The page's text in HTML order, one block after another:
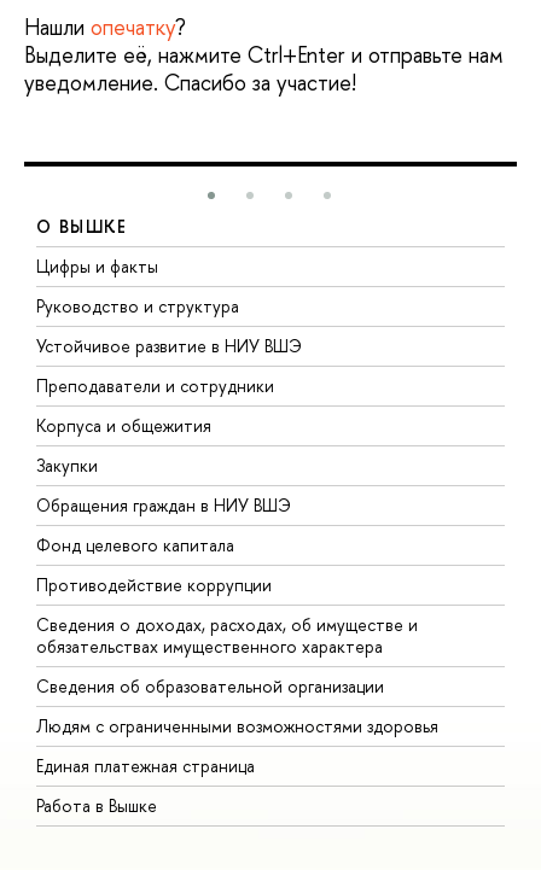
Нашли опечатку?
Выделите её, нажмите Ctrl+Enter и отправьте нам
уведомление. Спасибо за участие!
О ВЫШКЕ
Цифры и факты
Руководство и структура
Устойчивое развитие в НИУ ВШЭ
Преподаватели и сотрудники
Корпуса и общежития
Закупки
Обращения граждан в НИУ ВШЭ
Фонд целевого капитала
Противодействие коррупции
Сведения о доходах, расходах, об имуществе и
обязательствах имущественного характера
Сведения об образовательной организации
Людям с ограниченными возможностями здоровья
Единая платежная страница
Работа в Вышке